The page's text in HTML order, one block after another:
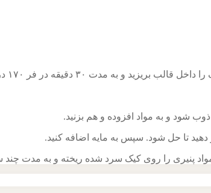
۱۷۰ درجه که قبلا روشن و گرم شده قرار دهید.
شود و به مواد افزوده و هم بزنید.
تا حل شود. سپس به مایه اضافه کنید.
پنیری را روی کیک سرد شده ریخته و به مدت